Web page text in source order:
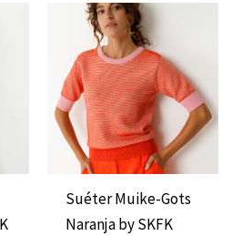
Suéter Muike-Gots
Naranja by SKFK
El
precio
original
era:
85,00 €.
El
es:
49,00 €.